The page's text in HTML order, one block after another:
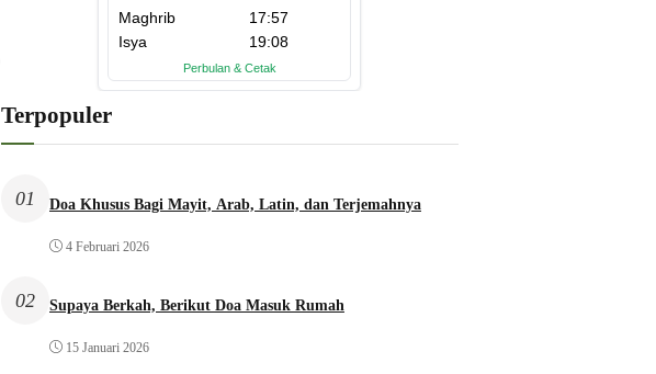
Terpopuler
01 Doa Khusus Bagi Mayit, Arab, Latin, dan Terjemahnya
4 Februari 2026
02 Supaya Berkah, Berikut Doa Masuk Rumah
15 Januari 2026